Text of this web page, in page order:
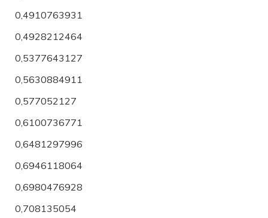
0,4910763931
0,4928212464
0,5377643127
0,5630884911
0,577052127
0,6100736771
0,6481297996
0,6946118064
0,6980476928
0,708135054